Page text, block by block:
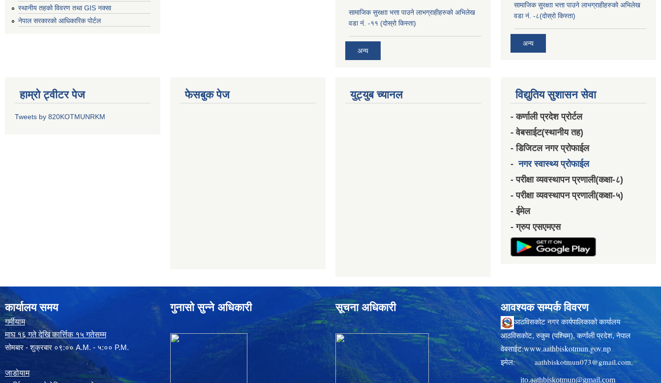
स्थानीय तहको विवरण तथा GIS नक्सा
नेपाल सरकारको आधिकारिक पोर्टल
सामाजिक सुरक्षाा भत्ता पाउने लाभग्राहीहरुको अभिलेख
वडा नं. -११ (दोस्रो किस्ता)
अन्य
सामाजिक सुरक्षाा भत्ता पाउने लाभग्राहीहरुको अभिलेख
वडा नं. -८(दोस्रो किस्ता)
अन्य
हाम्रो ट्वीटर पेज
Tweets by 820KOTMUNRKM
फेसबुक पेज युट्युब च्यानल विद्युतिय सुशासन सेवा
- कर्णाली प्रदेश प्रोर्टल
- वेबसाईट(स्थानीय तह)
- डिजिटल नगर प्रोफाईल
-नगर स्वास्थ्य प्रोफाईल
- परीक्षा व्यवस्थापन प्रणाली(कक्षा-८)
- परीक्षा व्यवस्थापन प्रणाली(कक्षा-५)
- ईमेल
- ग्रुप एसएमएस
कार्यालय समय
गर्मीयाम
माघ १६ गते देखि कार्त्तिक १५ गतेसम्म
सोमबार - शुक्रबार ०९:०० A.M. - ५:०० P.M.
जाडोयाम
गुनासो सुन्ने अधिकारी सूचना अधिकारी आवश्यक सम्पर्क विवरण
आठविसकोट नगर कार्यपालिकाको कार्यालय
आठविसकोट, रुकुम (पश्चिम), कर्णाली प्रदेश, नेपाल
वेबसाईट:www.aathbiskotmun.gov.np
इमेल: aathbiskotmun073@gmail.com,
ito.aathbiskotmun@gmail.com